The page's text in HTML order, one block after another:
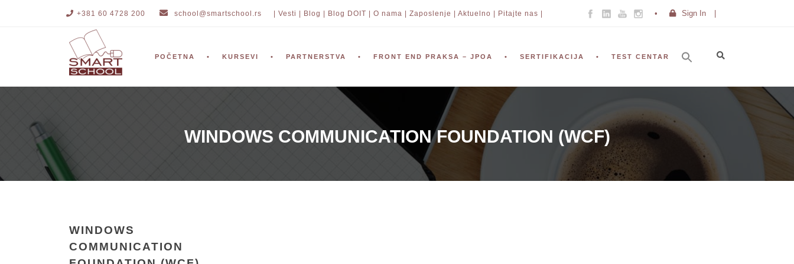
+381 60 4728 200 school@smartschool.rs | Vesti | Blog | Blog DOIT | O nama | Zaposlenje | Aktuelno | Pitajte nas | Sign In
POČETNA KURSEVI PARTNERSTVA FRONT END PRAKSA – JPOA SERTIFIKACIJA TEST CENTAR
WINDOWS COMMUNICATION FOUNDATION (WCF)
WINDOWS
COMMUNICATION